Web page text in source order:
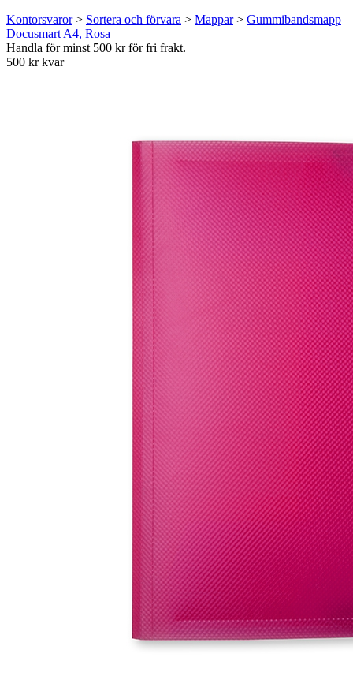
Kontorsvaror> Sortera och förvara > Mappar> Gummibandsmapp
Docusmart A4, Rosa
Handla för minst 500 kr för fri frakt.
500 kr kvar